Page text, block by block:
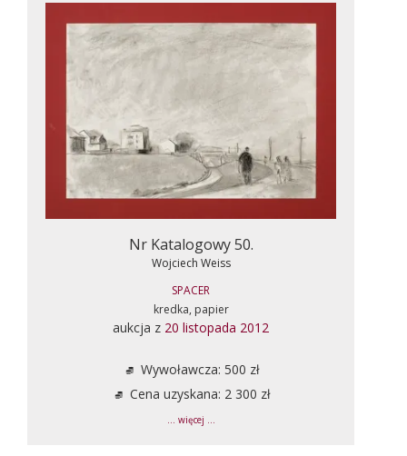
Nr Katalogowy 50.
Wojciech Weiss
SPACER
kredka, papier
aukcja z 20 listopada 2012
Wywoławcza: 500 zł
Cena uzyskana: 2 300 zł
... więcej ...